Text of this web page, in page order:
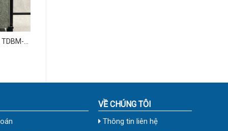
VỀ CHÚNG TÔI
Thông tin liên hệ